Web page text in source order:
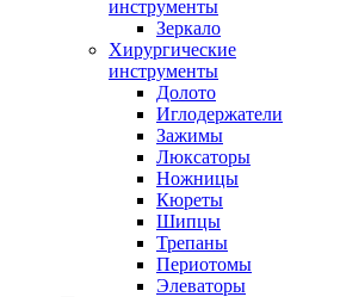
инструменты
Зеркало
Хирургические
инструменты
Долото
Иглодержатели
Зажимы
Люксаторы
Ножницы
Кюреты
Шипцы
Трепаны
Периотомы
Элеваторы